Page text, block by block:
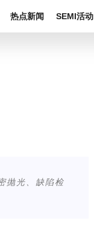
热点新闻 SEMI活动
抛光、缺陷检